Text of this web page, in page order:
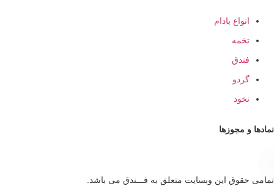
انواع بادام
تخمه
فندق
گردو
مجوزها
این وبسایت متعلق به فـــندق می باشد.